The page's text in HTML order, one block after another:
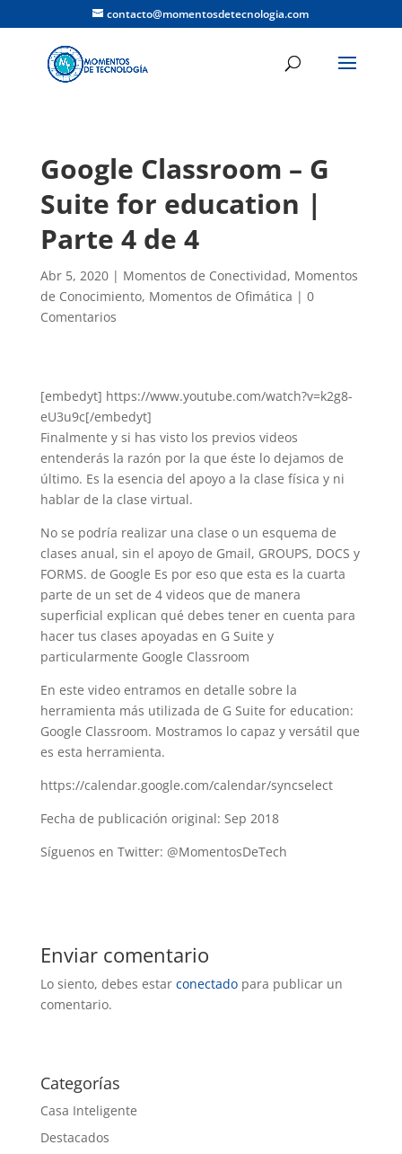
contacto@momentosdetecnologia.com
Google Classroom – G
Suite for education |
Parte 4 de 4
Abr 5, 2020| Momentos de Conectividad, Momentos
de Conocimiento, Momentos de Ofimática | 0
Comentarios
[embedyt] https://www.youtube.com/watch?v=k2g8-
eU3u9c[/embedyt]
Finalmente y si has visto los previos videos
entenderás la razón por la que éste lo dejamos de
último. Es la esencia del apoyo a la clase física y ni
hablar de la clase virtual.
No se podría realizar una clase o un esquema de
clases anual, sin el apoyo de Gmail, GROUPS, DOCS y
FORMS. de Google Es por eso que esta es la cuarta
parte de un set de 4 videos que de manera
superficial explican qué debes tener en cuenta para
hacer tus clases apoyadas en G Suite y
particularmente Google Classroom
En este video entramos en detalle sobre la
herramienta más utilizada de G Suite for education:
Google Classroom. Mostramos lo capaz y versátil que
es esta herramienta.
https://calendar.google.com/calendar/syncselect
Fecha de publicación original: Sep 2018
Síguenos en Twitter: @MomentosDeTech
Enviar comentario
Lo siento, debes estar conectadopara publicar un
comentario.
Categorías
Casa Inteligente
Destacados